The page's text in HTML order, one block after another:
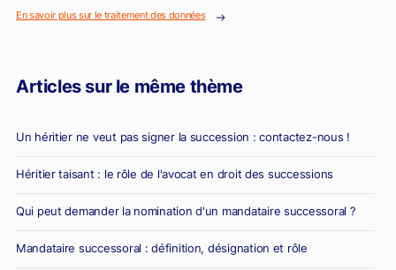
En savoir plus sur le traitement des données
Articles sur le même thème
Un héritier ne veut pas signer la succession : contactez-nous !
Héritier taisant : le rôle de l'avocat en droit des successions
Qui peut demander la nomination d'un mandataire successoral ?
Mandataire successoral : définition, désignation et rôle